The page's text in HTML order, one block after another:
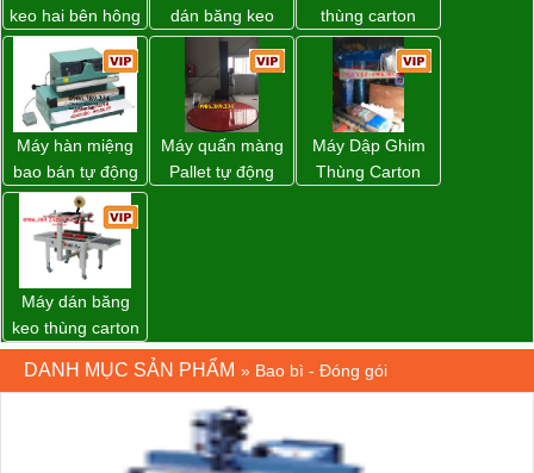
keo hai bên hông
thùng carton
WP-5050SA giá
rẻ Miền Nam
dán băng keo
thùng carton tự
động WP-5050F
giá rẻ
thùng carton
dùng khí nén giá
tốt
Máy hàn miệng
bao bán tự động
nhập khẩu
Taiwan
Máy quấn màng
Pallet tự động
Máy Dập Ghim
Thùng Carton
Máy dán băng
keo thùng carton
WP-5050RL
chính hãng
DANH MỤC SẢN PHẨM » Bao bì - Đóng gói